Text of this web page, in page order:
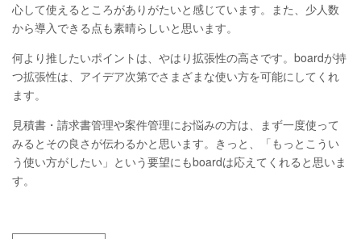
心して使えるところがありがたいと感じています。また、少人数
から導入できる点も素晴らしいと思います。
何より推したいポイントは、やはり拡張性の高さです。boardが持
つ拡張性は、アイデア次第でさまざまな使い方を可能にしてくれ
ます。
見積書・請求書管理や案件管理にお悩みの方は、まず一度使って
みるとその良さが伝わるかと思います。きっと、「もっとこうい
う使い方がしたい」という要望にもboardは応えてくれると思いま
す。